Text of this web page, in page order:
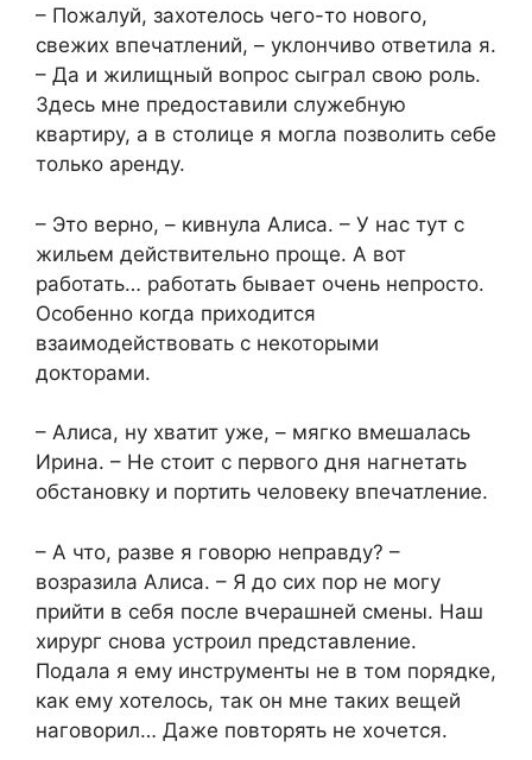
– Пожалуй, захотелось чего-то нового,
свежих впечатлений, – уклончиво ответила я.
– Да и жилищный вопрос сыграл свою роль.
Здесь мне предоставили служебную
квартиру, а в столице я могла позволить себе
только аренду.
– Это верно, – кивнула Алиса. – У нас тут с
жильем действительно проще. А вот
работать… работать бывает очень непросто.
Особенно когда приходится
взаимодействовать с некоторыми
докторами.
– Алиса, ну хватит уже, – мягко вмешалась
Ирина. – Не стоит с первого дня нагнетать
обстановку и портить человеку впечатление.
– А что, разве я говорю неправду? –
возразила Алиса. – Я до сих пор не могу
прийти в себя после вчерашней смены. Наш
хирург снова устроил представление.
Подала я ему инструменты не в том порядке,
как ему хотелось, так он мне таких вещей
наговорил… Даже повторять не хочется.